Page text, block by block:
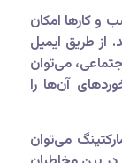
و کارها امکان
از طریق ایمیل
می‌توان
آن‌ها را
می‌توان